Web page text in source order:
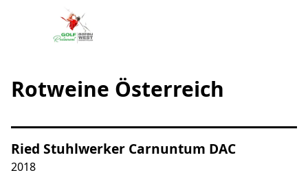
Rotweine Österreich
Ried Stuhlwerker Carnuntum DAC
2018